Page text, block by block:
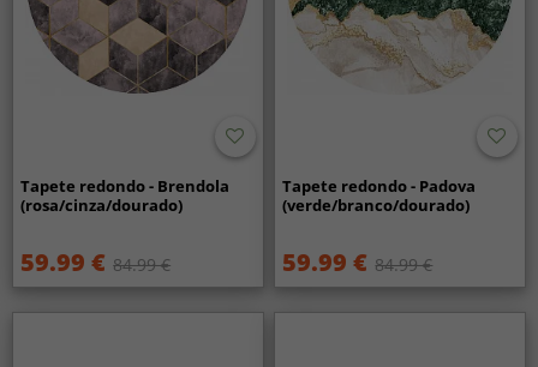
Tapete redondo - Brendola
(rosa/cinza/dourado)
59.99 € 84.99 €
Tapete redondo - Padova
(verde/branco/dourado)
59.99 € 84.99 €